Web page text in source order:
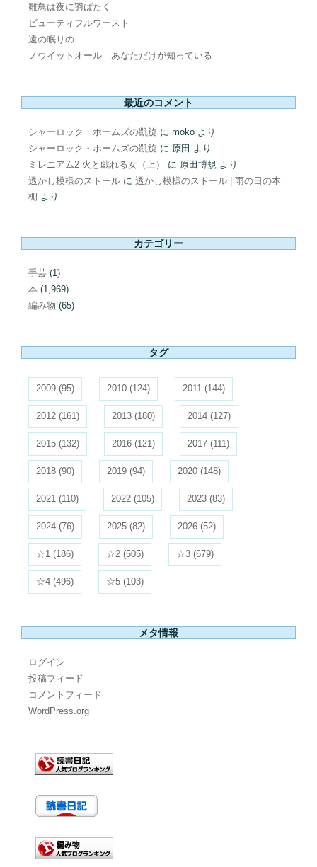
雛鳥は夜に羽ばたく
ビューティフルワースト
遠の眠りの
ノウイットオール あなただけが知っている
最近のコメント
シャーロック・ホームズの凱旋 に moko より
シャーロック・ホームズの凱旋 に 原田 より
ミレニアム2 火と戯れる女（上）
に 原田博規 より
透かし模様のストール に 透かし模様のストール | 雨の日の本
棚 より
カテゴリー
手芸 (1)
本 (1,969)
編み物 (65)
タグ
2009 (95) 2010 (124) 2011 (144)
2012 (161) 2013 (180) 2014 (127)
2015 (132) 2016 (121) 2017 (111)
2018 (90) 2019 (94) 2020 (148)
2021 (110) 2022 (105) 2023 (83)
2024 (76) 2025 (82) 2026 (52)
☆1 (186) ☆2 (505) ☆3 (679)
☆4 (496) ☆5 (103)
メタ情報
ログイン
投稿フィード
コメントフィード
WordPress.org